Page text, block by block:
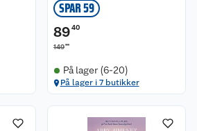
SPAR 59
8940
14900
På lager (6-20)
På lager i 7 butikker